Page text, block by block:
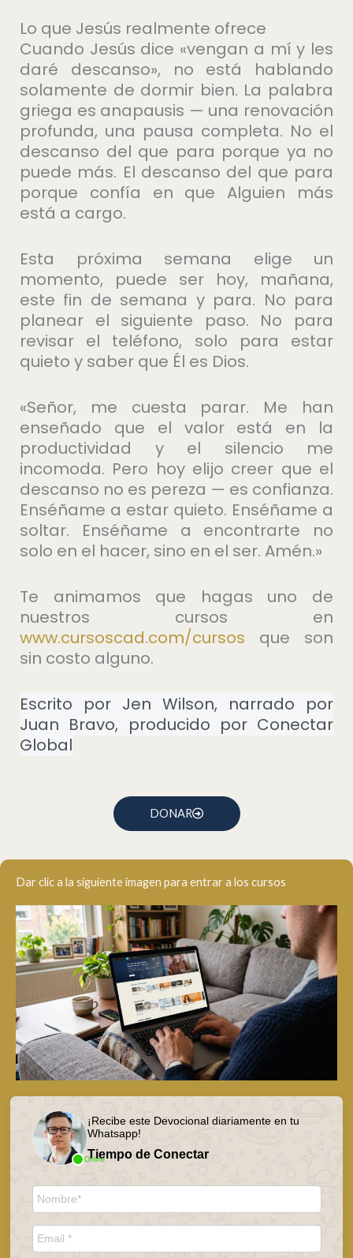
Lo que Jesús realmente ofrece
Cuando Jesús dice «vengan a mí y les
daré descanso», no está hablando
solamente de dormir bien. La palabra
griega es anapausis — una renovación
profunda, una pausa completa. No el
descanso del que para porque ya no
puede más. El descanso del que para
porque confía en que Alguien más
está a cargo.
Esta próxima semana elige un
momento, puede ser hoy, mañana,
este fin de semana y para. No para
planear el siguiente paso. No para
revisar el teléfono, solo para estar
quieto y saber que Él es Dios.
«Señor, me cuesta parar. Me han
enseñado que el valor está en la
productividad y el silencio me
incomoda. Pero hoy elijo creer que el
descanso no es pereza — es confianza.
Enséñame a estar quieto. Enséñame a
soltar. Enséñame a encontrarte no
solo en el hacer, sino en el ser. Amén.»
Te animamos que hagas uno de
nuestros cursos en
⁠www.cursoscad.com/cursos⁠ que son
sin costo alguno.
Escrito por Jen Wilson, narrado por
Juan Bravo, producido por Conectar
Global
DONAR
Dar clic a la siguiente imagen para entrar a los cursos
Online
¡Recibe este Devocional diariamente en tu
Whatsapp!
Tiempo de Conectar